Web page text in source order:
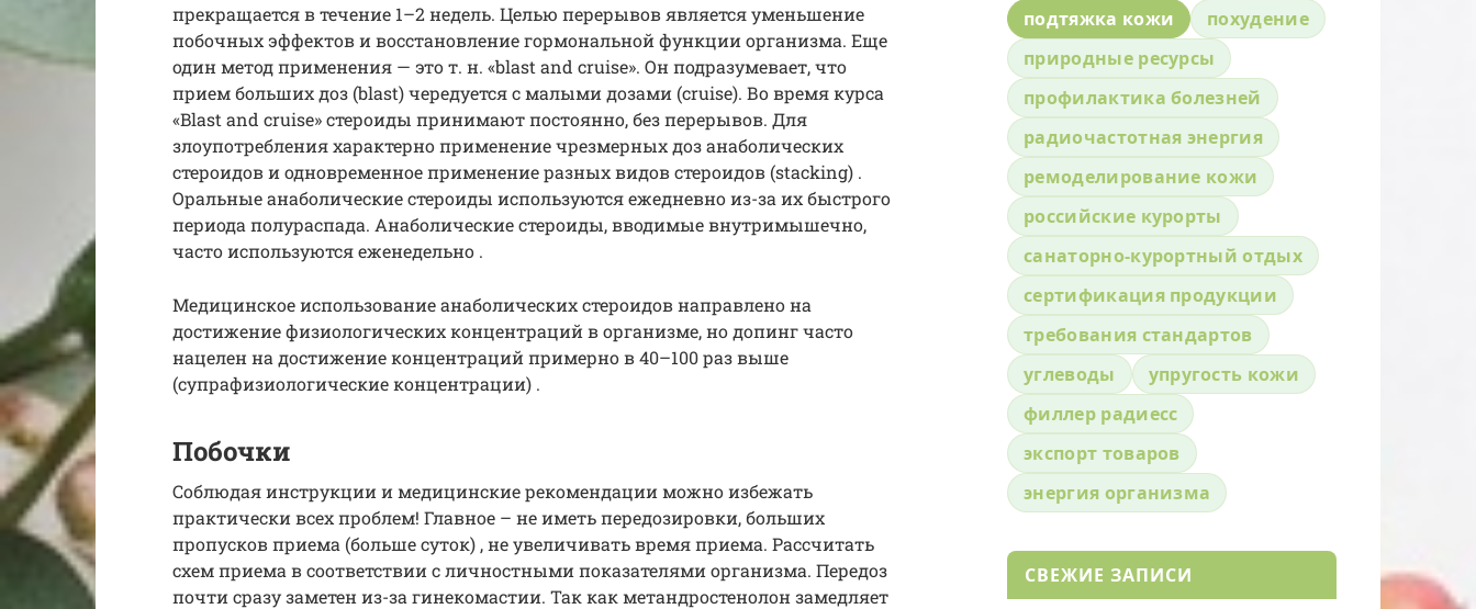
прекращается в течение 1–2 недель. Целью перерывов является уменьшение
побочных эффектов и восстановление гормональной функции организма. Еще
один метод применения — это т. н. «blast and cruise». Он подразумевает, что
прием больших доз (blast) чередуется с малыми дозами (cruise). Во время курса
«Blast and cruise» стероиды принимают постоянно, без перерывов. Для
злоупотребления характерно применение чрезмерных доз анаболических
стероидов и одновременное применение разных видов стероидов (stacking) .
Оральные анаболические стероиды используются ежедневно из-за их быстрого
периода полураспада. Анаболические стероиды, вводимые внутримышечно,
часто используются еженедельно .
Медицинское использование анаболических стероидов направлено на
достижение физиологических концентраций в организме, но допинг часто
нацелен на достижение концентраций примерно в 40–100 раз выше
(супрафизиологические концентрации) .
Побочки
Соблюдая инструкции и медицинские рекомендации можно избежать
практически всех проблем! Главное – не иметь передозировки, больших
пропусков приема (больше суток) , не увеличивать время приема. Рассчитать
схем приема в соответствии с личностными показателями организма. Передоз
почти сразу заметен из-за гинекомастии. Так как метандростенолон замедляет
подтяжка кожи
похудение
природные ресурсы
профилактика болезней
радиочастотная энергия
ремоделирование кожи
российские курорты
санаторно-курортный отдых
сертификация продукции
требования стандартов
углеводы
упругость кожи
филлер радиесс
экспорт товаров
энергия организма
СВЕЖИЕ ЗАПИСИ